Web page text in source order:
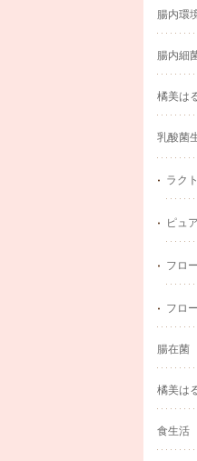
腸内環
腸内細
橘美は
乳酸菌
ラク
ピュ
フロ
フロ
腸在菌
橘美は
食生活